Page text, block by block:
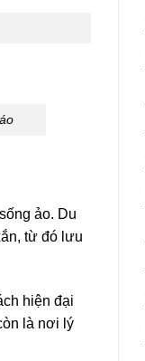
ảo. Du
từ đó lưu
hiện đại
là nơi lý